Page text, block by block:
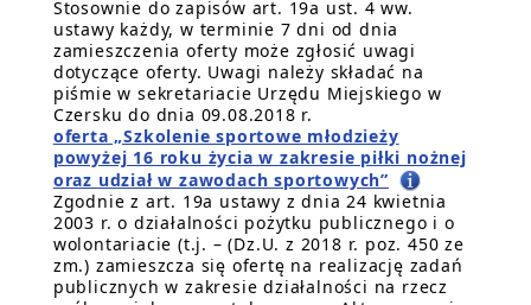
Stosownie do zapisów art. 19a ust. 4 ww.
ustawy każdy, w terminie 7 dni od dnia
zamieszczenia oferty może zgłosić uwagi
dotyczące oferty. Uwagi należy składać na
piśmie w sekretariacie Urzędu Miejskiego w
Czersku do dnia 09.08.2018 r.
oferta „Szkolenie sportowe młodzieży
powyżej 16 roku życia w zakresie piłki nożnej
oraz udział w zawodach sportowych”
Zgodnie z art. 19a ustawy z dnia 24 kwietnia
2003 r. o działalności pożytku publicznego i o
wolontariacie (t.j. – (Dz.U. z 2018 r. poz. 450 ze
zm.) zamieszcza się ofertę na realizację zadań
publicznych w zakresie działalności na rzecz